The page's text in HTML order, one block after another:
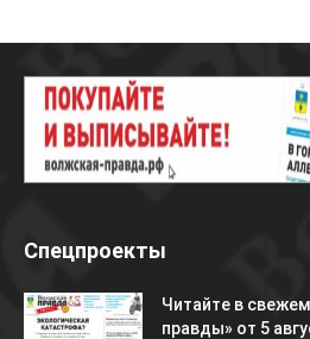
Спецпроекты
Читайте в
правды» от 5